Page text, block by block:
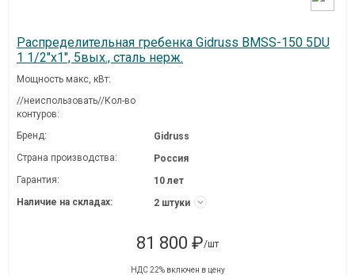
Распределительная гребенка Gidruss BMSS-150 5DU
1 1/2"х1", 5вых., сталь нерж.
Мощность макс, кВт:
//неиспользовать//Кол-во
контуров:
Бренд:
Gidruss
Страна производства:
Россия
Гарантия:
10 лет
Наличие на складах:
2 штуки
81 800 ₽/шт
НДС 22% включен в цену